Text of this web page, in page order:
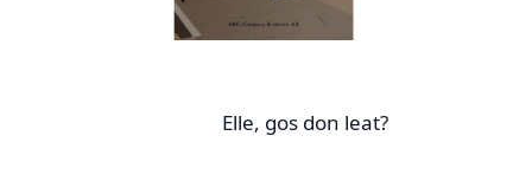
Elle, gos don leat?